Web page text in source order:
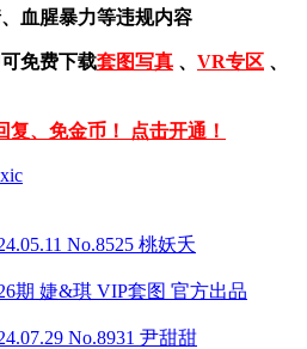
血腥暴力等违规内容
免费下载套图写真 、 VR专区 、
、免金币！ 点击开通！
No.8525 桃妖夭
期 婕&琪 VIP套图 官方出品
No.8931 尹甜甜